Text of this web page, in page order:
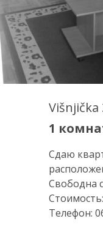
Višnjička
1
Сдаю
Свободна
Телефон: